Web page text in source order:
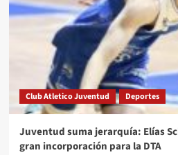
Club Atletico Juventud Deportes
Juventud suma jerarquía: Elías
gran incorporación para la DTA